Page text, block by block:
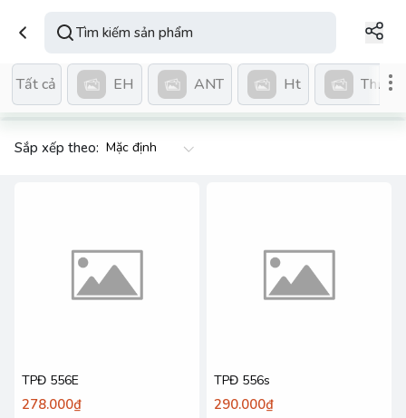
Tất cả EH ANT Ht Thuốc
Sắp xếp theo:
TPĐ 556E
278.000₫
TPĐ 556s
290.000₫